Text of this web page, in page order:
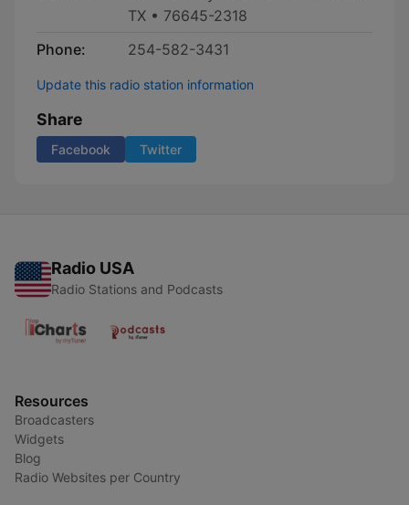
TX • 76645-2318
Phone:
254-582-3431
Update this radio station information
Share
Facebook Twitter
Radio USA
Radio Stations and Podcasts
Resources
Broadcasters
Widgets
Blog
Radio Websites per Country